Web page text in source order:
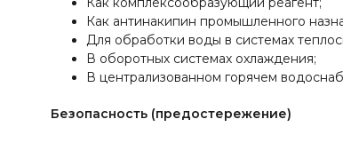
Как антинакипин промышленного
Для обработки воды в системах
В оборотных системах охлаждения;
В централизованном горячем
Безопасность (предостережение)